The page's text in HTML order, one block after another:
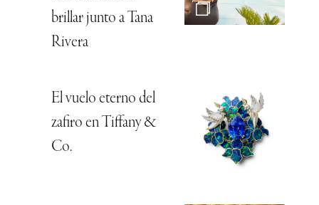
brillar junto a Tana
Rivera
El vuelo eterno del
zafiro en Tiffany &
Co.